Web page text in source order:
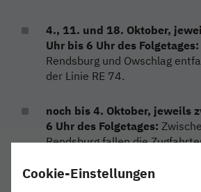
4., 11. und 18. Oktober,
Uhr bis 6 Uhr des Folgetages:
Rendsburg und Owschlag
der Linie RE 74.
noch bis 4. Oktober, jeweils
6 Uhr des Folgetages:
Rendsburg fallen die
Cookie-Einstellungen